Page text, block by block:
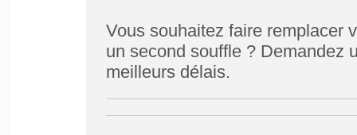
Vous souhaitez faire remplacer
un second souffle ? Demandez
meilleurs délais.